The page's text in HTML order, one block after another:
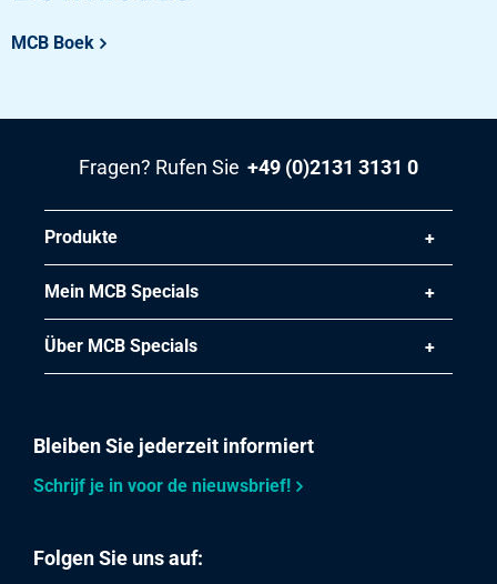
Beschreibung
eins 100 Mu
Stück pro KG
Bruttopreis
Artikelnummer
Kgw Blech 1.4301/1.4307 Verf BA 3000x1500x1,50 Folie
MCB Boek
Fragen? Rufen Sie +49 (0)2131 3131 0
Produkte
Mein MCB Specials
Über MCB Specials
Bleiben Sie jederzeit informiert
Schrijf je in voor de nieuwsbrief!
Folgen Sie uns auf: